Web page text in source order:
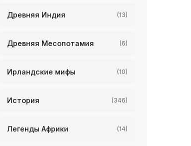
Древняя Индия (13)
Древняя Месопотамия (6)
Ирландские мифы (10)
История (346)
Легенды Африки (14)